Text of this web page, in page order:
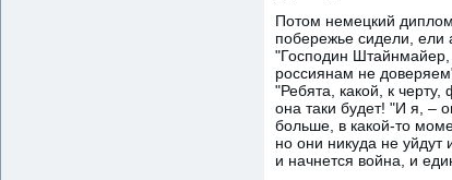
Потом немецкий
побережье сидели, ели
"Господин
россиянам не
"Ребята, какой, к
она таки будет! "И я, –
больше, в какой-то
но они никуда не уйдут
и начнется война, и